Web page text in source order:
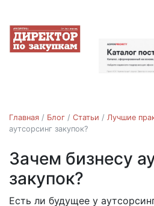
Главная / Блог / Статьи / Лучшие
аутсорсинг закупок?
Лучшие практики
аутсорсинг
Зачем бизнесу
закупок?
03.04.2018
Есть ли будущее у